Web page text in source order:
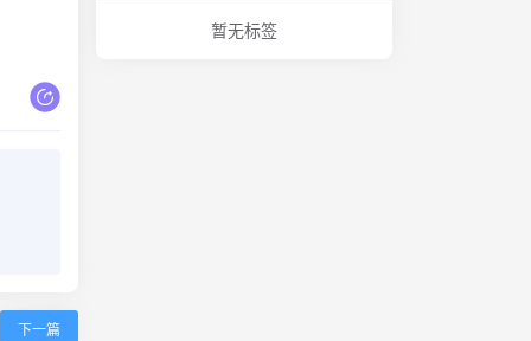
下一篇
暂无标签